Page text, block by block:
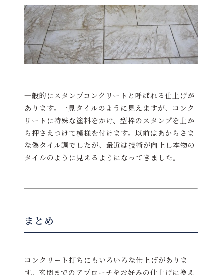
一般的にスタンプコンクリートと呼ばれる仕上げが
あります。一見タイルのように見えますが、コンク
リートに特殊な塗料をかけ、型枠のスタンプを上か
ら押さえつけて模様を付けます。以前はあからさま
な偽タイル調でしたが、最近は技術が向上し本物の
タイルのように見えるようになってきました。
まとめ
コンクリート打ちにもいろいろな仕上げがありま
す。玄関までのアプローチをお好みの仕上げに換え